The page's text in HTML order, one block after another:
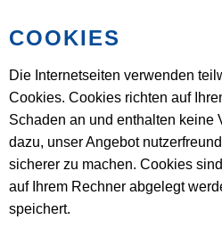
COOKIES
Die Internetseiten verwenden
Cookies. Cookies richten auf
Schaden an und enthalten keine
dazu, unser Angebot
sicherer zu machen. Cookies
auf Ihrem Rechner abgelegt
speichert.